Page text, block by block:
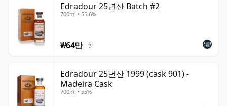
Edradour 25년산 Batch #2
700ml • 55.6%
₩64만 ?
Edradour 25년산 1999 (cask 901) -
Madeira Cask
700ml • 55%